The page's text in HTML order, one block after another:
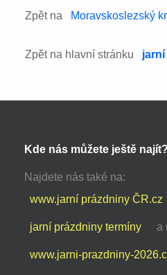
Zpět na Moravskoslezský
Zpět na hlavní stránku
Kde nás můžete ještě najít?
Najdete nás také na:
www.jarní prázdniny ČR.cz
jarní prázdniny termíny a
www.jarni-prazdniny-